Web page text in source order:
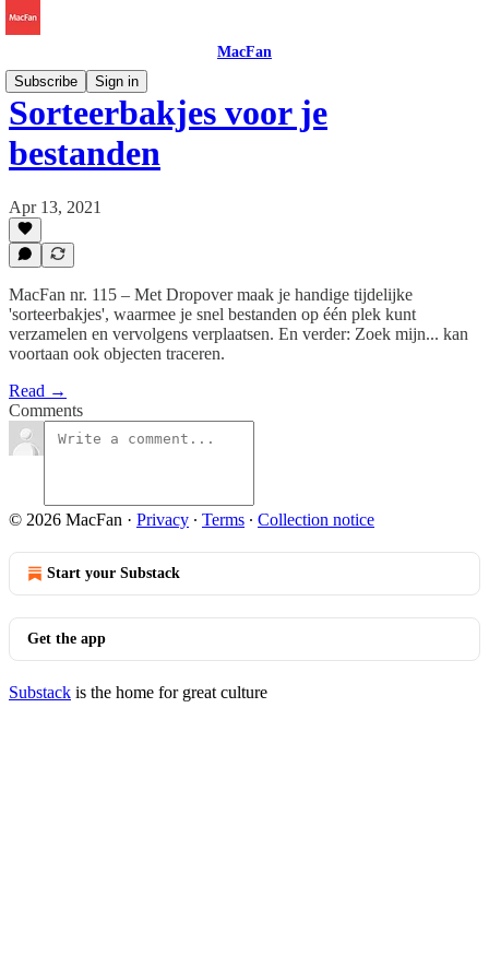
MacFan
Subscribe
Sign in
Sorteerbakjes voor je
bestanden
Apr 13, 2021
MacFan nr. 115 – Met Dropover maak je handige tijdelijke
'sorteerbakjes', waarmee je snel bestanden op één plek kunt
verzamelen en vervolgens verplaatsen. En verder: Zoek mijn... kan
voortaan ook objecten traceren.
Read →
Comments
© 2026 MacFan · Privacy ∙ Terms ∙ Collection notice
Start your Substack
Get the app
Substack is the home for great culture